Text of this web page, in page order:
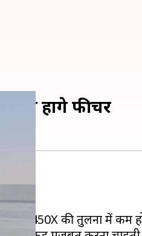
कम होंगे फीचर
है।
भी 450X की तुलना में कम